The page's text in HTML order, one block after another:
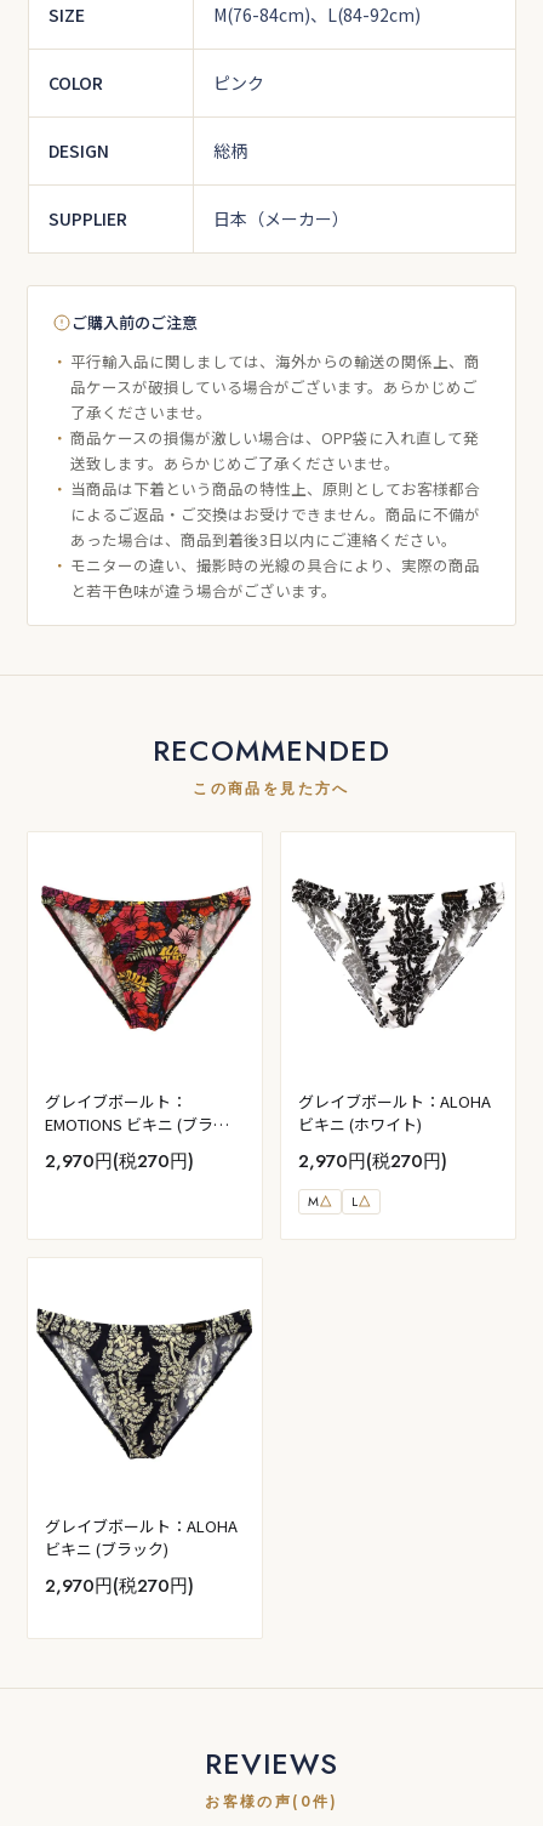
SIZE M(76-84cm)、L(84-92cm)
COLOR ピンク
DESIGN 総柄
SUPPLIER 日本（メーカー）
ご購入前のご注意
平行輸入品に関しましては、海外からの輸送の関係上、商
品ケースが破損している場合がございます。あらかじめご
了承くださいませ。
商品ケースの損傷が激しい場合は、OPP袋に入れ直して発
送致します。あらかじめご了承くださいませ。
当商品は下着という商品の特性上、原則としてお客様都合
によるご返品・ご交換はお受けできません。商品に不備が
あった場合は、商品到着後3日以内にご連絡ください。
モニターの違い、撮影時の光線の具合により、実際の商品
と若干色味が違う場合がございます。
RECOMMENDED
この商品を見た方へ
グレイブボールト：
EMOTIONS ビキニ (ブラッ
2,970円(税270円)
グレイブボールト：ALOHA
ビキニ (ホワイト)
2,970円(税270円)
M△ L△
グレイブボールト：ALOHA
ビキニ (ブラック)
2,970円(税270円)
REVIEWS
お客様の声(0件)